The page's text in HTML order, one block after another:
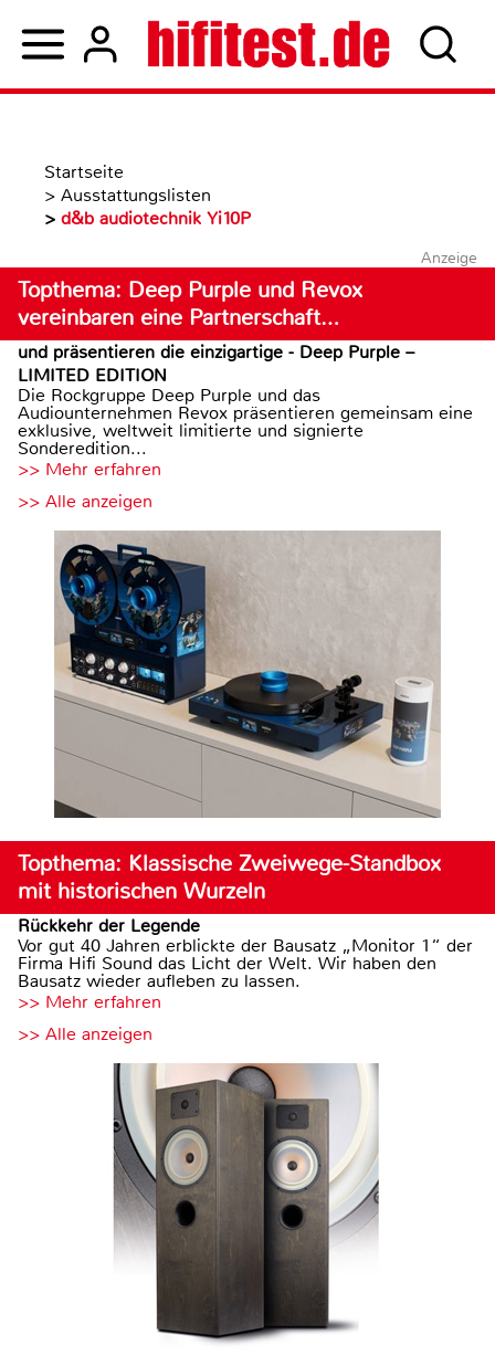
Startseite
> Ausstattungslisten
> d&b audiotechnik Yi10P
Anzeige
Topthema: Deep Purple und Revox
vereinbaren eine Partnerschaft…
und präsentieren die einzigartige - Deep Purple –
LIMITED EDITION
Die Rockgruppe Deep Purple und das
Audiounternehmen Revox präsentieren gemeinsam eine
exklusive, weltweit limitierte und signierte
Sonderedition...
>> Mehr erfahren
>> Alle anzeigen
Topthema: Klassische Zweiwege-Standbox
mit historischen Wurzeln
Rückkehr der Legende
Vor gut 40 Jahren erblickte der Bausatz „Monitor 1“ der
Firma Hifi Sound das Licht der Welt. Wir haben den
Bausatz wieder aufleben zu lassen.
>> Mehr erfahren
>> Alle anzeigen